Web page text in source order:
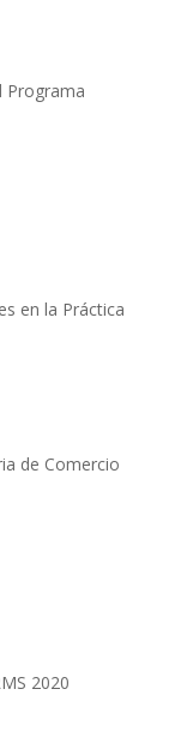
Programa
en la Práctica
de Comercio
2020